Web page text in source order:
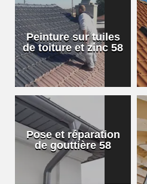
Peinture sur tuiles
de toiture et zinc 58
Pose et réparation
de gouttière 58